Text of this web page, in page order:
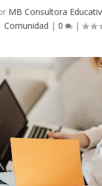
MB Consultora
Comunidad | 0 |